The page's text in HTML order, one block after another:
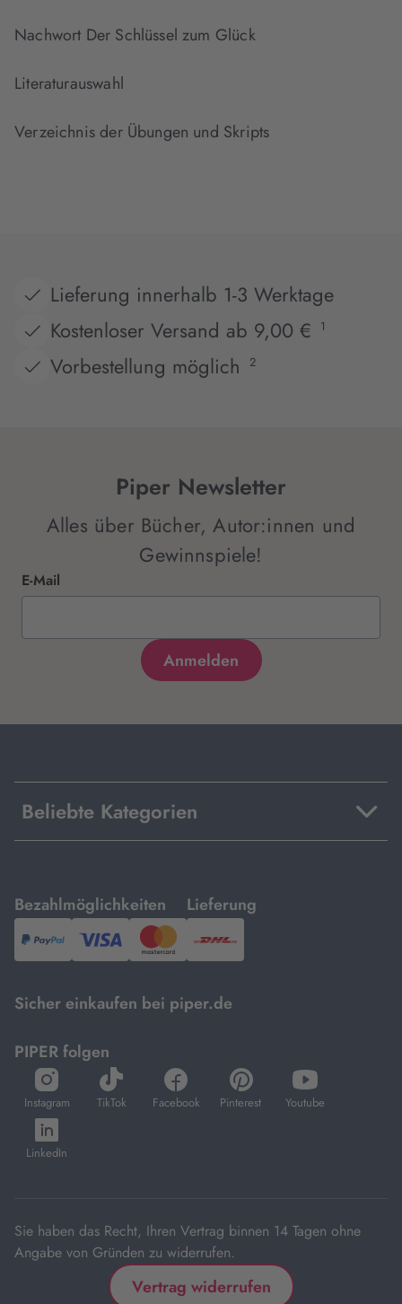
Nachwort Der Schlüssel zum Glück
Literaturauswahl
Verzeichnis der Übungen und Skripts
Lieferung innerhalb 1-3 Werktage
Kostenloser Versand ab 9,00 €
1
Vorbestellung möglich 2
Piper Newsletter
Alles über Bücher, Autor:innen und
Gewinnspiele!
E-Mail
Beliebte Kategorien
Bezahlmöglichkeiten
mit
PayPal,Visa
und
Lieferung
mit
DHL.
Sicher einkaufen bei piper.de
PIPER folgen
Instagram
öffnet
in
neuem
Tab
TikTok
öffnet
in
Facebook
öffnet
in
Pinterest
öffnet
in
Youtube
öffnet
in
LinkedIn
öffnet
in
Sie haben das Recht, Ihren Vertrag binnen 14 Tagen ohne
Angabe von Gründen zu widerrufen.
Vertrag widerrufen